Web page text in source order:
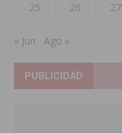
25
26 27
« Jun Ago »
PUBLICIDAD